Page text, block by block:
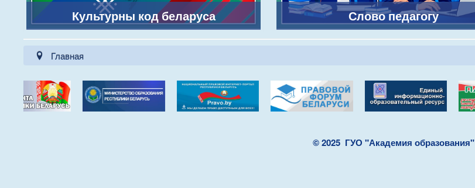
Культурны код беларуса Слово педагогу
Главная
© 2025 ГУО "Академия образования"